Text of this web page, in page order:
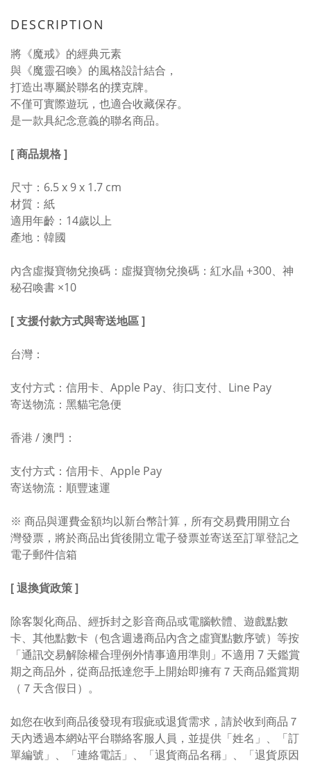
DESCRIPTION
將《魔戒》的經典元素
與《魔靈召喚》的風格設計結合，
打造出專屬於聯名的撲克牌。
不僅可實際遊玩，也適合收藏保存。
是一款具紀念意義的聯名商品。
[ 商品規格 ]
尺寸：6.5 x 9 x 1.7 cm
材質：紙
適用年齡：14歲以上
產地：韓國
內含虛擬寶物兌換碼：虛擬寶物兌換碼：紅水晶 +300、神
秘召喚書 ×10
[ 支援付款方式與寄送地區 ]
台灣：
支付方式：信用卡、Apple Pay、街口支付、Line Pay
寄送物流：黑貓宅急便
香港 / 澳門：
支付方式：信用卡、Apple Pay
寄送物流：順豐速運
※ 商品與運費金額均以新台幣計算，所有交易費用開立台
灣發票，將於商品出貨後開立電子發票並寄送至訂單登記之
電子郵件信箱
[ 退換貨政策 ]
除客製化商品、經拆封之影音商品或電腦軟體、遊戲點數
卡、其他點數卡（包含週邊商品內含之虛寶點數序號）等按
「通訊交易解除權合理例外情事適用準則」不適用 7 天鑑賞
期之商品外，從商品抵達您手上開始即擁有７天商品鑑賞期
（７天含假日）。
如您在收到商品後發現有瑕疵或退貨需求，請於收到商品７
天內透過本網站平台聯絡客服人員，並提供「姓名」、「訂
單編號」、「連絡電話」、「退貨商品名稱」、「退貨原因